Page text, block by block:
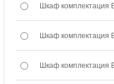
Шкаф комплектация
Шкаф комплектация
Шкаф комплектация